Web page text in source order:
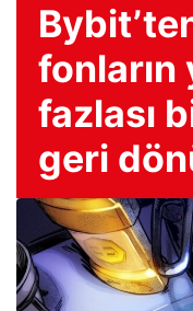
fonların
fazlası
geri